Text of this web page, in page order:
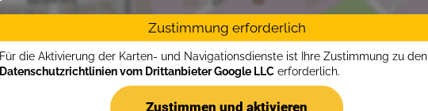
Zustimmung erforderlich
Für die Aktivierung der Karten- und Navigationsdienste ist Ihre Zustimmung zu den
Datenschutzrichtlinien vom Drittanbieter Google LLC erforderlich.
Zustimmen und aktivieren